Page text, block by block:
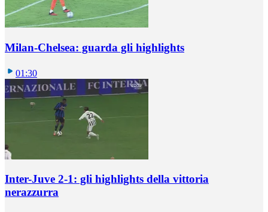
Milan-Chelsea: guarda gli highlights
01:30
Inter-Juve 2-1: gli highlights della vittoria
nerazzurra